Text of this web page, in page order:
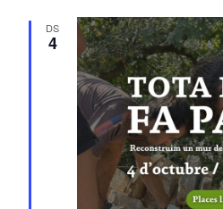
DS
4